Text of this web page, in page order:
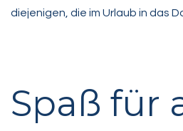
diejenigen, die im Urlaub in das
Spaß für